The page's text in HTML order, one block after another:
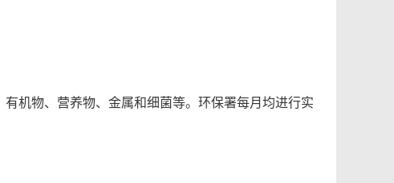
机物、营养物、金属和细菌等。环保署每月均进行实